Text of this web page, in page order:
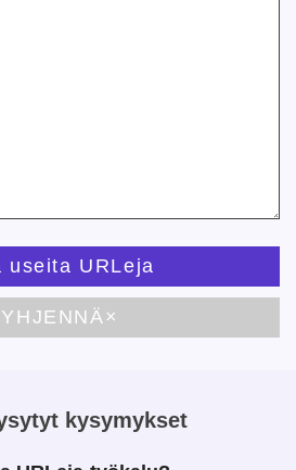
useita URLeja
kysymykset